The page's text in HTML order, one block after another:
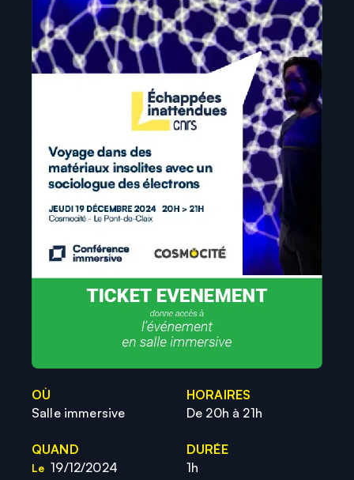
OÙ
Salle immersive
QUAND
Le 19/12/2024
HORAIRES
De 20h à 21h
DURÉE
1h